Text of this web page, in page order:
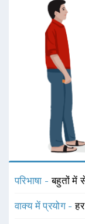
परिभाषा -बहुतों में
वाक्य में प्रयोग -